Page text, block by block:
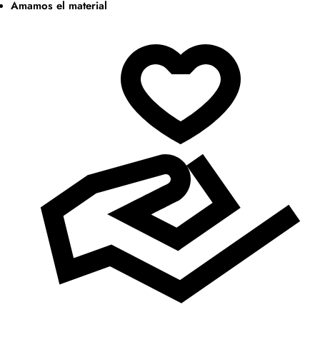
Amamos el material